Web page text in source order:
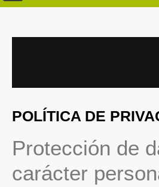
POLÍTICA DE
Protección de
carácter